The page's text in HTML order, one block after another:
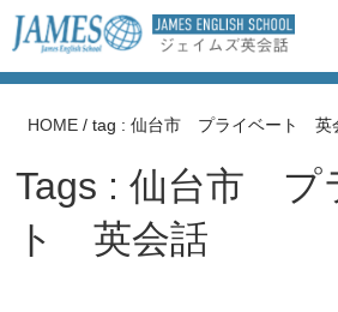
HOME /tag : 仙台市 プライベート 英
Tags : 仙台市 プ
ト 英会話